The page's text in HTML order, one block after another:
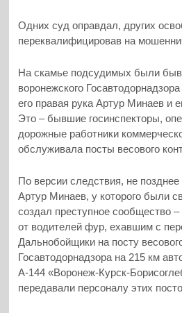
Одних суд оправдал, других
переквалифицировав на
На скамье подсудимых были
воронежского
его правая рука Артур Минаев и
Это – бывшие госинспекторы,
дорожные работники
обслуживала посты весового
По версии следствия, не позднее
Артур Минаев, у которого были
создал преступное сообщество
от водителей фур, ехавшим с
Дальнобойщики на посту
Госавтодорнадзора на 215 км
А-144 «Воронеж-Курск-
передавали персоналу этих